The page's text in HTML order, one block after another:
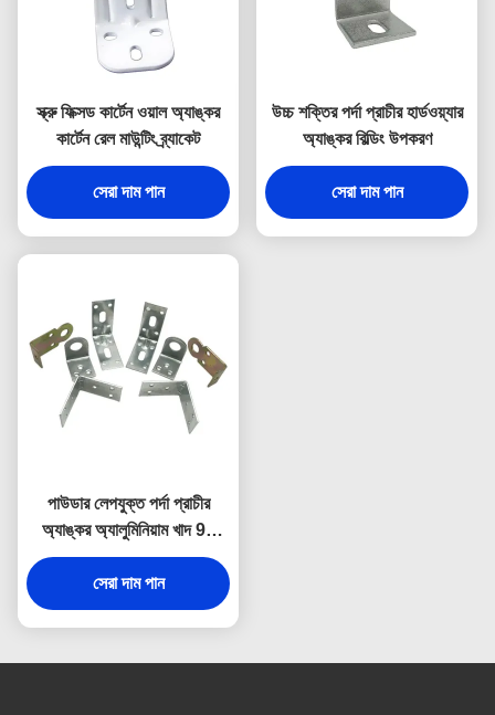
স্ক্রু ফিক্সড কার্টেন ওয়াল অ্যাঙ্কর
কার্টেন রেল মাউন্টিং ব্র্যাকেট
সেরা দাম পান
উচ্চ শক্তির পর্দা প্রাচীর হার্ডওয়্যার
অ্যাঙ্কর বিল্ডিং উপকরণ
সেরা দাম পান
পাউডার লেপযুক্ত পর্দা প্রাচীর
অ্যাঙ্কর অ্যালুমিনিয়াম খাদ 90
ডিগ্রী অ্যাঙ্কর বিল্ডিং উপকরণ
সেরা দাম পান